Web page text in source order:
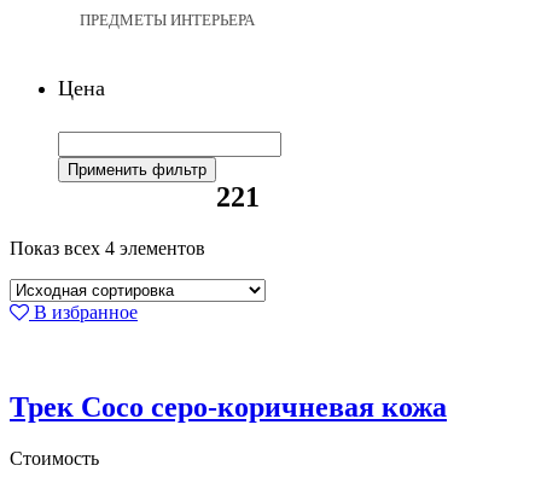
ПРЕДМЕТЫ ИНТЕРЬЕРА
Цена
Применить фильтр
221
Показ всех 4 элементов
В избранное
Трек Coco серо-коричневая кожа
Стоимость